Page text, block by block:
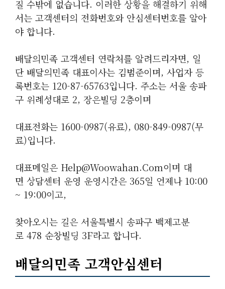
질 수밖에 없습니다. 이러한 상황을 해결하기 위해
서는 고객센터의 전화번호와 안심센터번호를 알아
야 합니다.
배달의민족 고객센터 연락처를 알려드리자면, 일
단 배달의민족 대표이사는 김범준이며, 사업자 등
록번호는 120-87-65763입니다. 주소는 서울 송파
구 위례성대로 2, 장은빌딩 2층이며
대표전화는 1600-0987(유료), 080-849-0987(무
료)입니다.
대표메일은 Help@woowahan.com이며 대
면 상담센터 운영 운영시간은 365일 언제나 10:00
~ 19:00이고,
찾아오시는 길은 서울특별시 송파구 백제고분
로 478 순창빌딩 3F라고 합니다.
배달의민족 고객안심센터